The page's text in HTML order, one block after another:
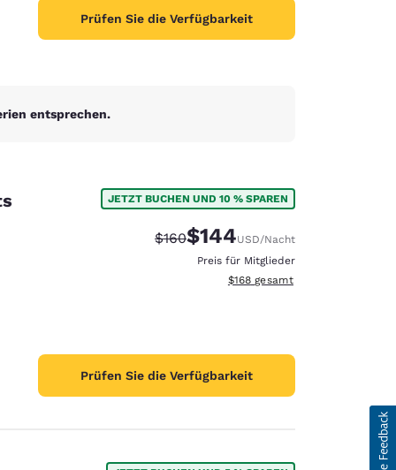
Prüfen Sie die Verfügbarkeit
entsprechen.
JETZT BUCHEN UND 10 % SPAREN
Durchgestrichener Preis:
$160Vergünstigter Preis:
$144USD/Nacht
Preis für Mitglieder
Geschätzte Gesamtdetails
$168 gesamt
Prüfen Sie die Verfügbarkeit